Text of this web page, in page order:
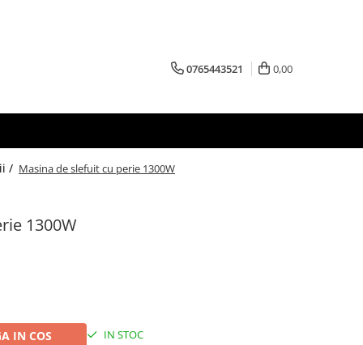
0765443521 0,00
/ Masina de slefuit cu perie 1300W
1300W
IN COS IN STOC